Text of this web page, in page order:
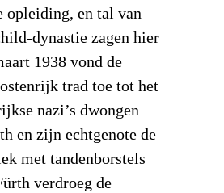
opleiding, en tal van
dynastie zagen hier
1938 vond de
trad toe tot het
nazi’s dwongen
en zijn echtgenote de
met tandenborstels
verdroeg de